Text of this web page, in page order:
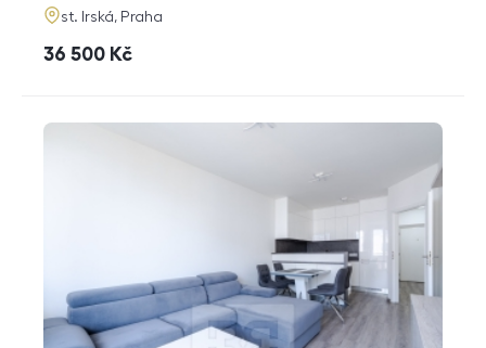
adresa
st. Irská, Praha
cena
36 500 Kč